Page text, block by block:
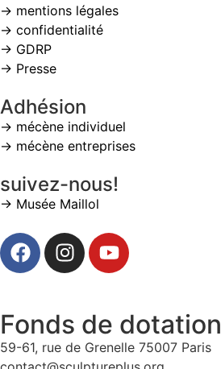
→ mentions légales
→ confidentialité
→ GDRP
→ Presse
Adhésion
→ mécène individuel
→ mécène entreprises
suivez-nous!
→ Musée Maillol
Fonds de dotation
59-61, rue de Grenelle 75007 Paris